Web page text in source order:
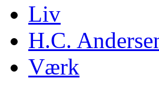
Liv
H.C.
Værk